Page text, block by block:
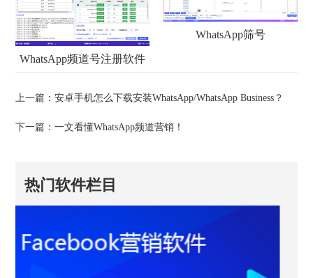
WhatsApp频道号注册软件
WhatsApp筛号
上一篇：安卓手机怎么下载安装WhatsApp/WhatsApp Business？
下一篇：一文看懂WhatsApp频道营销！
热门软件栏目